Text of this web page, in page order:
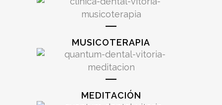
MUSICOTERAPIA
MEDITACIÓN